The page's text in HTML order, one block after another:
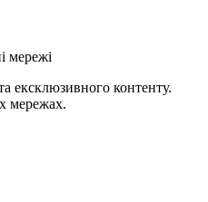
мережі
ексклюзивного контенту.
мережах.